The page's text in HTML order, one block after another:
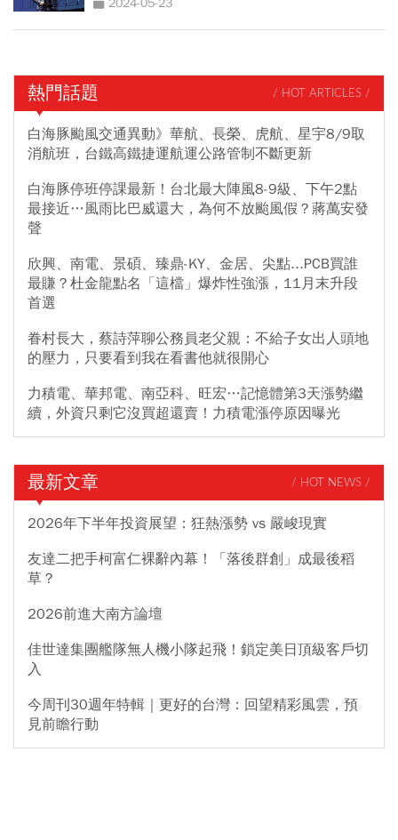
熱門話題 / HOT ARTICLES /
白海豚颱風交通異動》華航、長榮、虎航、星宇8/9取
消航班，台鐵高鐵捷運航運公路管制不斷更新
白海豚停班停課最新！台北最大陣風8-9級、下午2點
最接近…風雨比巴威還大，為何不放颱風假？蔣萬安發
聲
欣興、南電、景碩、臻鼎-KY、金居、尖點...PCB買誰
最賺？杜金龍點名「這檔」爆炸性強漲，11月末升段
首選
眷村長大，蔡詩萍聊公務員老父親：不給子女出人頭地
的壓力，只要看到我在看書他就很開心
力積電、華邦電、南亞科、旺宏…記憶體第3天漲勢繼
續，外資只剩它沒買超還賣！力積電漲停原因曝光
最新文章 / HOT NEWS /
2026年下半年投資展望：狂熱漲勢 vs 嚴峻現實
友達二把手柯富仁裸辭內幕！「落後群創」成最後稻
草？
2026前進大南方論壇
佳世達集團艦隊無人機小隊起飛！鎖定美日頂級客戶切
入
今周刊30週年特輯｜更好的台灣：回望精彩風雲，預
見前瞻行動